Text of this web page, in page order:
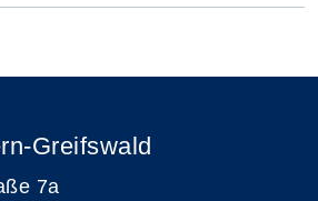
Greifswald
7a